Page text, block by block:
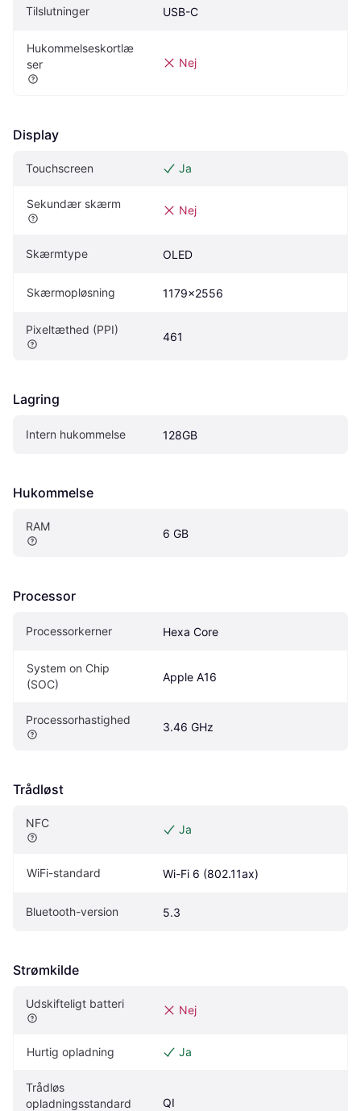
Tilslutninger USB-C
Hukommelseskortlæ
ser
Nej
Display
Touchscreen Ja
Sekundær skærm Nej
Skærmtype OLED
Skærmopløsning 1179x2556
Pixeltæthed (PPI)
461
Lagring
Intern hukommelse 128GB
Hukommelse
RAM
6 GB
Processor
Processorkerner Hexa Core
System on Chip
(SOC)
Apple A16
Processorhastighed
3.46 GHz
Trådløst
NFC Ja
WiFi-standard Wi-Fi 6 (802.11ax)
Bluetooth-version 5.3
Strømkilde
Udskifteligt batteri Nej
Hurtig opladning Ja
Trådløs
opladningsstandard
QI